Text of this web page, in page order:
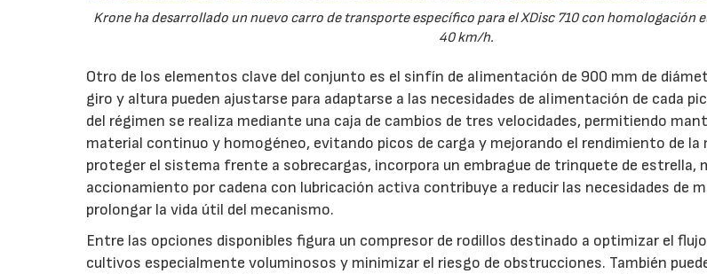
Krone ha desarrollado un nuevo carro de transporte específico para el XDisc 710 con homologación
40 km/h.
Otro de los elementos clave del conjunto es el sinfín de alimentación de 900 mm de
giro y altura pueden ajustarse para adaptarse a las necesidades de alimentación de cada
del régimen se realiza mediante una caja de cambios de tres velocidades, permitiendo
material continuo y homogéneo, evitando picos de carga y mejorando el rendimiento de la
proteger el sistema frente a sobrecargas, incorpora un embrague de trinquete de estrella,
accionamiento por cadena con lubricación activa contribuye a reducir las necesidades de
prolongar la vida útil del mecanismo.
Entre las opciones disponibles figura un compresor de rodillos destinado a optimizar el
cultivos especialmente voluminosos y minimizar el riesgo de obstrucciones. También